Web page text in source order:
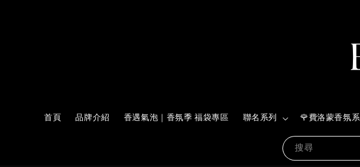
搜尋
首頁 品牌介紹 香遇氣泡｜香氛季 福袋專區 聯名系列 🌹費洛蒙香氛